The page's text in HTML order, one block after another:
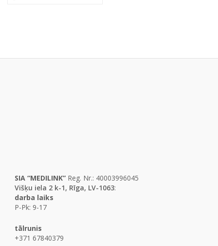
SIA “MEDILINK” Reg. Nr.: 40003996045
Višķu iela 2 k-1, Rīga, LV-1063:
darba laiks
P-Pk: 9-17
tālrunis
+371 67840379